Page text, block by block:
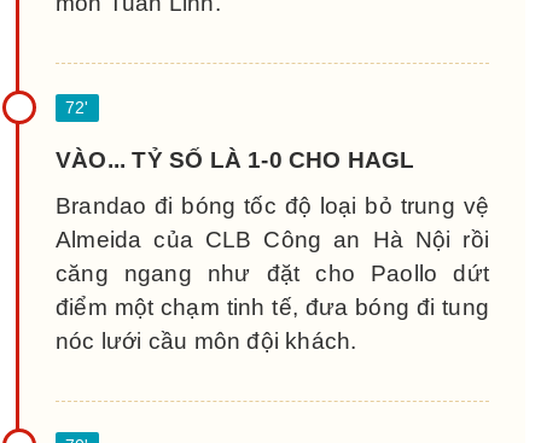
VÀO... TỶ SỐ LÀ 1-0 CHO HAGL
Brandao đi bóng tốc độ loại bỏ trung vệ
Almeida của CLB Công an Hà Nội rồi
căng ngang như đặt cho Paollo dứt
điểm một chạm tinh tế, đưa bóng đi tung
nóc lưới cầu môn đội khách.